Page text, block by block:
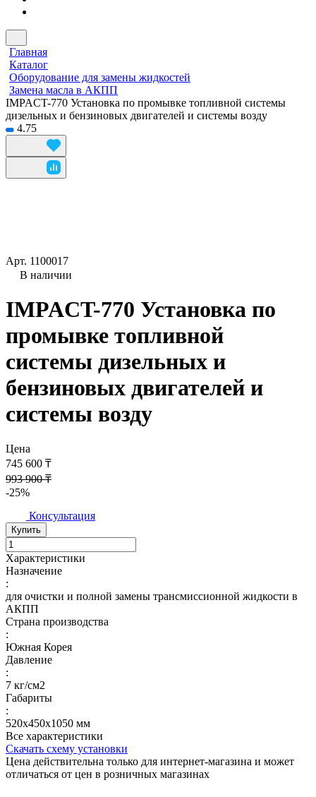
Главная
Каталог
Оборудование для замены жидкостей
Замена масла в АКПП
IMPACT-770 Установка по промывке топливной системы
дизельных и бензиновых двигателей и системы возду
4.75
Арт. 1100017
В наличии
IMPACT-770 Установка по
промывке топливной
системы дизельных и
бензиновых двигателей и
системы возду
Цена
745 600 ₸
993 900 ₸
-25%
Консультация
Купить
Характеристики
Назначение
:
для очистки и полной замены трансмиссионной жидкости в
АКПП
Страна производства
:
Южная Корея
Давление
:
7 кг/см2
Габариты
:
520х450х1050 мм
Все характеристики
Скачать схему установки
Цена действительна только для интернет-магазина и может
отличаться от цен в розничных магазинах